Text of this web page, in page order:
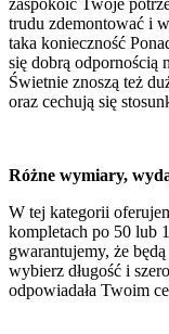
trudu zdemontować i
taka konieczność
się dobrą odpornością
Świetnie znoszą też
oraz cechują się
Różne wymiary,
W tej kategorii
kompletach po 50 lub
gwarantujemy, że
wybierz długość i
odpowiadała Twoim